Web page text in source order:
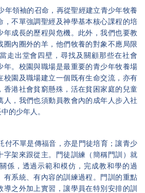
年領袖的召命，再從聖經建立青少年牧養
，不單強調聖經及神學基本核心課程的培
年成長的歷程與危機。此外，我們也要教
圈內圈外的羊，他們牧養的對象不應局限
走出堂會四壁，尋找及關顧那些在社會
年。校園與職場是最重要的青少年牧養場
校園及職場建立一個既有生命交流，亦有
香港社會貧窮懸殊，活在貧困家庭的兒童
人，我們也須動員教會內的成年人步入社
的少年人。
付不單是傳福音，亦是門徒培育；讓青少
字架來跟從主。門徒訓練（簡稱門訓）就
係，透過示範和模仿，完成教和學的過
有系統、有內容的訓練過程。門訓的重點
導之外加上實習，讓學員在特別安排的訓